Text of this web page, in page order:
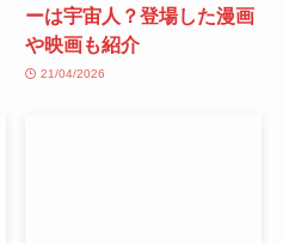
ーは宇宙人？登場した漫画
や映画も紹介
21/04/2026